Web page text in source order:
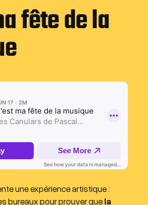
fête de la
une expérience artistique :
bureaux pour prouver quela